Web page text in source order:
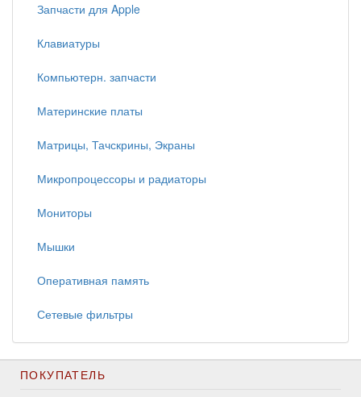
Запчасти для Apple
Клавиатуры
Компьютерн. запчасти
Материнские платы
Матрицы, Тачскрины, Экраны
Микропроцессоры и радиаторы
Мониторы
Мышки
Оперативная память
Сетевые фильтры
ПОКУПАТЕЛЬ